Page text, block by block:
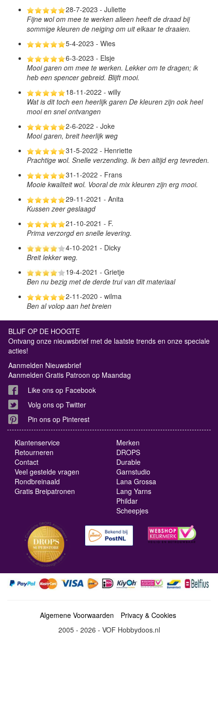
28-7-2023 - Juliette
Fijne wol om mee te werken alleen heeft de draad bij
sommige kleuren de neiging om uit elkaar te draaien.
5-4-2023 - Wies
6-3-2023 - Elsje
Mooi garen om mee te werken. Lekker om te dragen; ik
heb een spencer gebreid. Blijft mooi.
18-11-2022 - willy
Wat is dit toch een heerlijk garen De kleuren zijn ook heel
mooi en snel ontvangen
2-6-2022 - Joke
Mooi garen, breit heerlijk weg
31-5-2022 - Henriette
Prachtige wol. Snelle verzending. Ik ben altijd erg tevreden.
31-1-2022 - Frans
Mooie kwaliteit wol. Vooral de mix kleuren zijn erg mooi.
29-11-2021 - Anita
Kussen zeer geslaagd
21-10-2021 - F.
Prima verzorgd en snelle levering.
4-10-2021 - Dicky
Breit lekker weg.
19-4-2021 - Grietje
Ben nu bezig met de derde trui van dit materiaal
2-11-2020 - wilma
Ben al volop aan het breien
BLIJF OP DE HOOGTE
Ontvang onze nieuwsbrief met de laatste trends en onze speciale
acties!
Aanmelden Nieuwsbrief
Aanmelden Gratis Patroon op Maandag
Like ons op Facebook
Volg ons op Twitter
Pin ons op Pinterest
Klantenservice
Retourneren
Contact
Veel gestelde vragen
Rondbreinaald
Gratis Breipatronen
Merken
DROPS
Durable
Garnstudio
Lana Grossa
Lang Yarns
Phildar
Scheepjes
Algemene Voorwaarden
Privacy & Cookies
2005 - 2026 - VOF Hobbydoos.nl